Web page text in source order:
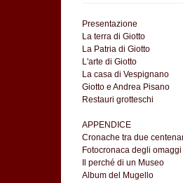
Presentazione
La terra di Giotto
La Patria di Giotto
L'arte di Giotto
La casa di Vespignano
Giotto e Andrea Pisano
Restauri grotteschi
APPENDICE
Cronache tra due
Fotocronaca degli omaggi
Il perché di un Museo
Album del Mugello